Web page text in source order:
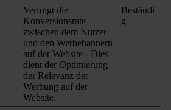
Verfolgt die
Konversionsrate
zwischen dem Nutzer
und den Werbebannern
auf der Website - Dies
dient der Optimierung
der Relevanz der
Werbung auf der
Website.
Beständi
g